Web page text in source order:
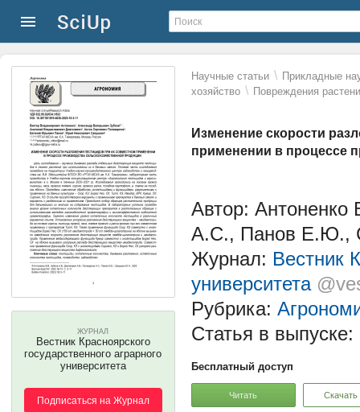
Научные статьи \ Прикладные
хозяйство \ Повреждения
Изменение скорости
применении в процессе
ЖУРНАЛ
Вестник Красноярского
государственного аграрного
университета
Подписаться на Журнал
Автор:
А.С., Панов Е.Ю.,
Журнал: Вестник
университета
Рубрика:
Статья в выпуске:
Бесплатный доступ
Читать Скачать